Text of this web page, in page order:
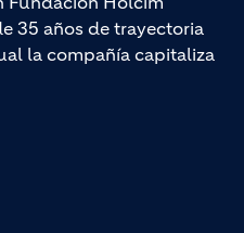
35 años de trayectoria
la compañía capitaliza